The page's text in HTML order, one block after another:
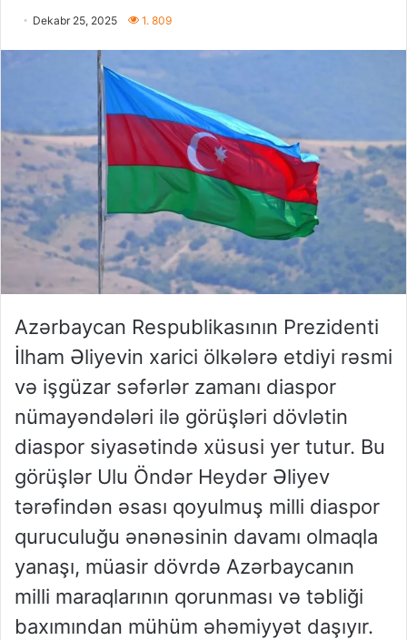
Dekabr 25, 2025 1. 809
Azərbaycan Respublikasının Prezidenti
İlham Əliyevin xarici ölkələrə etdiyi rəsmi
və işgüzar səfərlər zamanı diaspor
nümayəndələri ilə görüşləri dövlətin
diaspor siyasətində xüsusi yer tutur. Bu
görüşlər Ulu Öndər Heydər Əliyev
tərəfindən əsası qoyulmuş milli diaspor
quruculuğu ənənəsinin davamı olmaqla
yanaşı, müasir dövrdə Azərbaycanın
milli maraqlarının qorunması və təbliği
baxımından mühüm əhəmiyyət daşıyır.